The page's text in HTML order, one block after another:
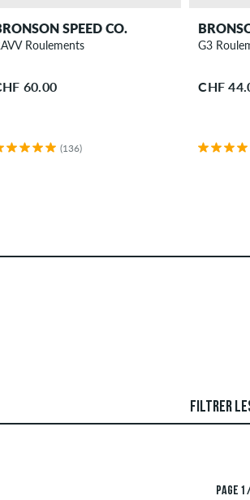
SPEED CO.
Roulements
60.00
(136)
G3
CHF
FILTRER
PAGE 1